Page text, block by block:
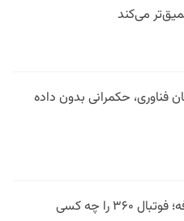
می‌کند
حکمرانی بدون داده
فیلتر در وقت اضافه؛ فوتبال ۳۶۰ را چه کسی